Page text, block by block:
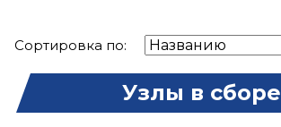
Сортировка по:
Узлы в сборе